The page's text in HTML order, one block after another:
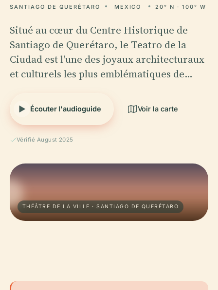
SANTIAGO DE QUERÉTARO MEXICO 20° N · 100° W
Situé au cœur du Centre Historique de
Santiago de Querétaro, le Teatro de la
Ciudad est l'une des joyaux architecturaux
et culturels les plus emblématiques de…
Écouter l'audioguide Voir la carte
Vérifié August 2025
THÉÂTRE DE LA VILLE · SANTIAGO DE QUERÉTARO